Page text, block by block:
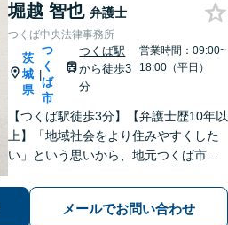
堀越 智也 弁護士
つくば中央法律事務所
茨
城
県
|
つ
く
ば
市
つくば駅
から徒歩3
分
営業時間：09:00~
18:00（平日）
【つくば駅徒歩3分】【弁護士歴10年以
上】「地域社会をより住みやすくした
い」という思いから、地元つくば市で
育費など幅広いトラブルに対応【相
続・遺言】残された借金・不動産に困
メールでお問い合わせ